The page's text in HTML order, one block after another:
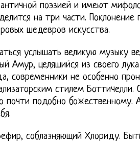
поэзией и имеют
на три части.
шедевров искусства.
услышать великую музыку
Амур, целящийся из своего
современники не особенно
стилем Боттичелли.
почти подобно божественному.
соблазняющий Хлориду.